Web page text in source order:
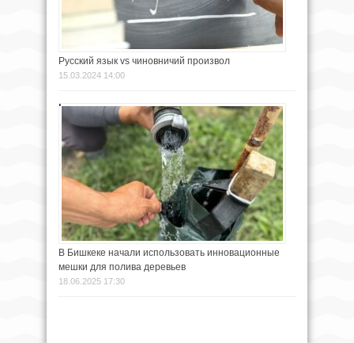
Русский язык vs чиновничий произвол
15.03.2024 14:00
В Бишкеке начали использовать инновационные
мешки для полива деревьев
18.06.2025 17:30